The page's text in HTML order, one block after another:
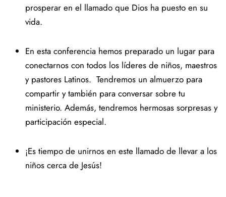
prosperar en el llamado que Dios ha puesto en su
vida.
En esta conferencia hemos preparado un lugar para
conectarnos con todos los líderes de niños, maestros
y pastores Latinos. Tendremos un almuerzo para
compartir y también para conversar sobre tu
ministerio. Además, tendremos hermosas sorpresas y
participación especial.
¡Es tiempo de unirnos en este llamado de llevar a los
niños cerca de Jesús!